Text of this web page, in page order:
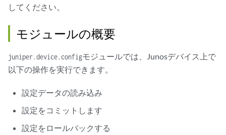
してください。
モジュールの概要
juniper.device.configモジュールでは、Junosデバイス上で
以下の操作を実行できます。
設定データの読み込み
設定をコミットします
設定をロールバックする